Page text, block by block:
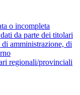
o incompleta
da parte dei titolari
amministrazione, di
regionali/provinciali